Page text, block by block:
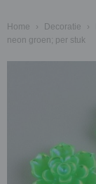
Home › Decoratie ›
neon groen; per stuk